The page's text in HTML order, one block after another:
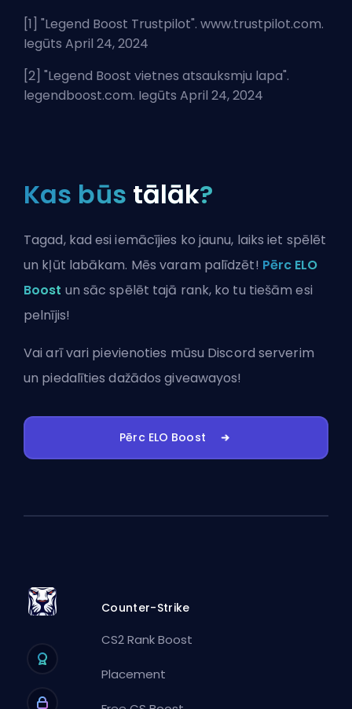
[1] "Legend Boost Trustpilot". www.trustpilot.com.
Iegūts April 24, 2024
[2] "Legend Boost vietnes atsauksmju lapa".
legendboost.com. Iegūts April 24, 2024
Kas būs tālāk?
Tagad, kad esi iemācījies ko jaunu, laiks iet spēlēt
un kļūt labākam. Mēs varam palīdzēt! Pērc ELO
Boost un sāc spēlēt tajā rank, ko tu tiešām esi
pelnījis!
Vai arī vari pievienoties mūsu Discord serverim
un piedalīties dažādos giveawayos!
Pērc ELO Boost
Counter-Strike
CS2 Rank Boost
Placement